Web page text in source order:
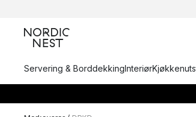
Servering & BorddekkingInteriør